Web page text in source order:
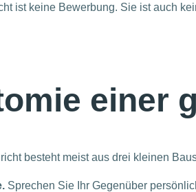
ist keine Bewerbung. Sie ist auch
einer
besteht meist aus drei kleinen
Sprechen Sie Ihr Gegenüber